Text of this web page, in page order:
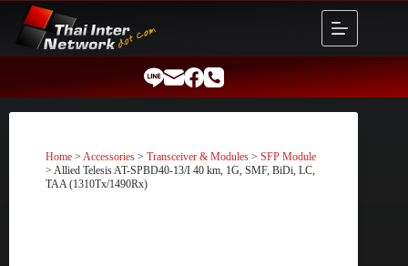
content
Home > Accessories > Transceiver & Modules > SFP Module
> Allied Telesis AT-SPBD40-13/I 40 km, 1G, SMF, BiDi, LC,
TAA (1310Tx/1490Rx)